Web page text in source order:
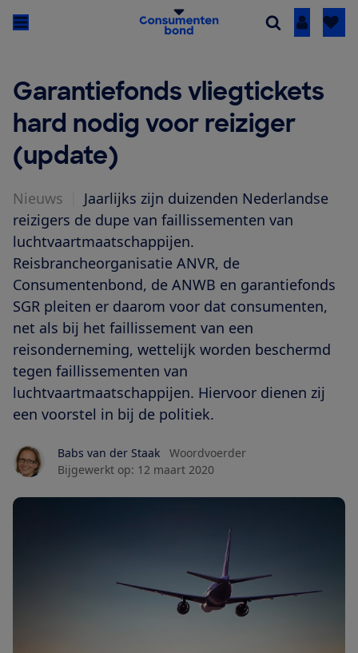
Inloggen
Garantiefonds vliegtickets
hard nodig voor reiziger
(update)
Nieuws
Jaarlijks zijn duizenden Nederlandse
reizigers de dupe van faillissementen van
luchtvaartmaatschappijen.
Reisbrancheorganisatie ANVR, de
Consumentenbond, de ANWB en garantiefonds
SGR pleiten er daarom voor dat consumenten,
net als bij het faillissement van een
reisonderneming, wettelijk worden beschermd
tegen faillissementen van
luchtvaartmaatschappijen. Hiervoor dienen zij
een voorstel in bij de politiek.
Babs van der Staak
Woordvoerder
Bijgewerkt op: 12 maart 2020